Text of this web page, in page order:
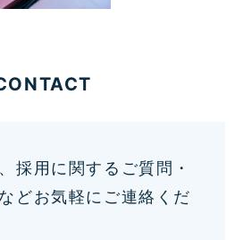
採用に関するご質問・
どお気軽にご連絡くだ